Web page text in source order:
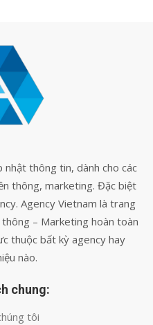
nhật thông tin, dành cho các
thông, marketing. Đặc biệt
Agency Vietnam là trang
– Marketing hoàn toàn
thuộc bất kỳ agency hay
nào.
chung:
tôi